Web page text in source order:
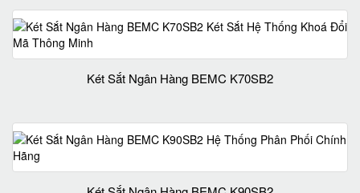
Két Sắt Ngân Hàng BEMC K70SB2